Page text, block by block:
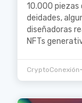
10.000
deidades,
diseñadoras
NFTs
CryptoConexión•